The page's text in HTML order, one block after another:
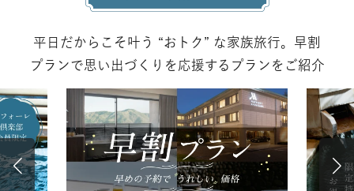
平日だからこそ叶う “おトク” な家族旅行。早割
プランで思い出づくりを応援するプランをご紹介